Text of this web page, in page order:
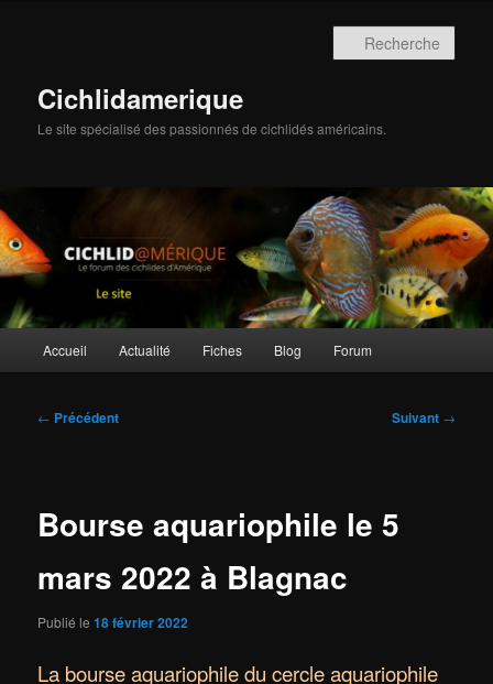
Cichlidamerique
Le site spécialisé des passionnés de cichlidés américains.
Accueil Actualité Fiches Blog Forum
Navigation
← Précédent Suivant →
Bourse aquariophile le 5
mars 2022 à Blagnac
Publié le18 février 2022
La bourse aquariophile du cercle aquariophile